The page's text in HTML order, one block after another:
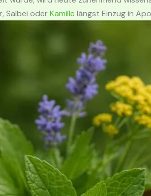
Salbei oderKamille längst Einzug in